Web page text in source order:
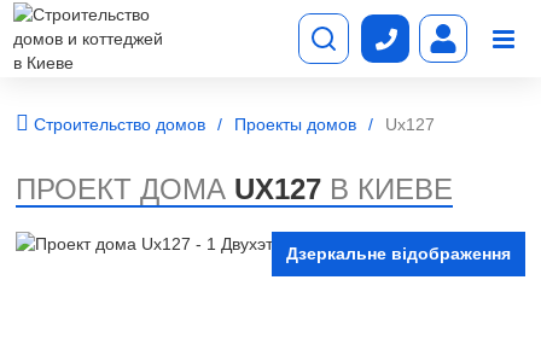
Строительство домов Проекты домов Ux127
ПРОЕКТ ДОМА UX127 В КИЕВЕ
Дзеркальне відображення